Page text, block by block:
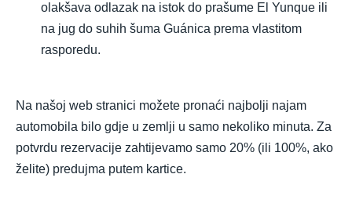
olakšava odlazak na istok do prašume El Yunque ili
na jug do suhih šuma Guánica prema vlastitom
rasporedu.
Na našoj web stranici možete pronaći najbolji najam
automobila bilo gdje u zemlji u samo nekoliko minuta. Za
potvrdu rezervacije zahtijevamo samo 20% (ili 100%, ako
želite) predujma putem kartice.